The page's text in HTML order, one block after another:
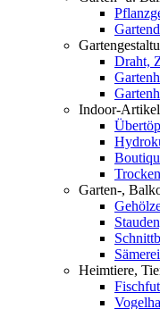
Draht,
Indoor-Artikel
Garten-,
Heimtiere,